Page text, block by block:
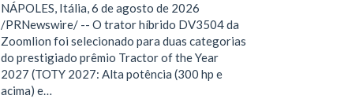
NÁPOLES, Itália, 6 de agosto de 2026
/PRNewswire/ -- O trator híbrido DV3504 da
Zoomlion foi selecionado para duas categorias
do prestigiado prêmio Tractor of the Year
2027 (TOTY 2027: Alta potência (300 hp e
acima) e…